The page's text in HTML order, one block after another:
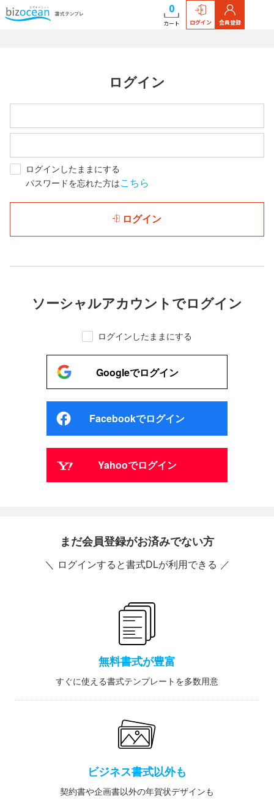
0
カート ログイン 会員登録
ログイン
ログインしたままにする
パスワードを忘れた方はこちら
ログイン
ソーシャルアカウントでログイン
ログインしたままにする
Googleでログイン
Facebookでログイン
Yahooでログイン
まだ会員登録がお済みでない方
＼ ログインすると書式DLが利用できる ／
無料書式が豊富
すぐに使える書式テンプレートを多数用意
ビジネス書式以外も
契約書や企画書以外の年賀状デザインも